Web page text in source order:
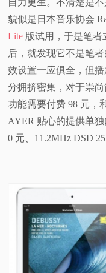
自力更生。不清楚是
貌似是日本音乐协会
Lite 版试用，于是笔者
后，就发现它不是笔
效设置一应俱全，但
分拥挤密集，对于崇
功能需要付费 98 元，
AYER 贴心的提供单
0 元、11.2MHz DSD 25